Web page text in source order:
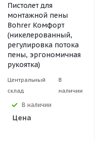
Пистолет для
монтажной пены
Bohrer Комфорт
(никелерованный,
регулировка потока
пены, эргономичная
рукоятка)
Центральный
склад
В
наличии
В наличии
Цена